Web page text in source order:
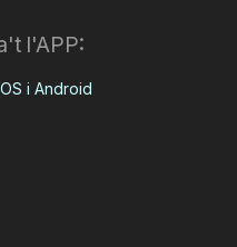
l'APP:
i Android